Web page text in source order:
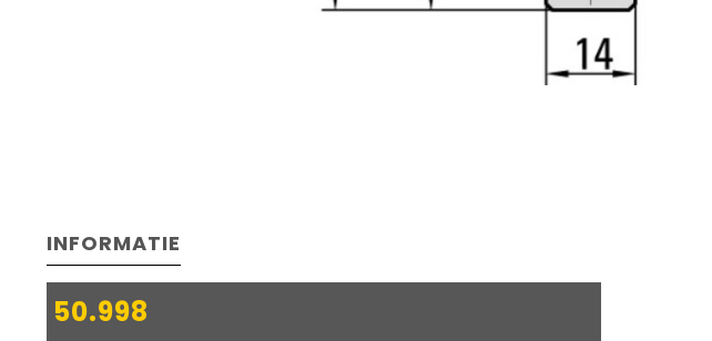
INFORMATIE
50.998